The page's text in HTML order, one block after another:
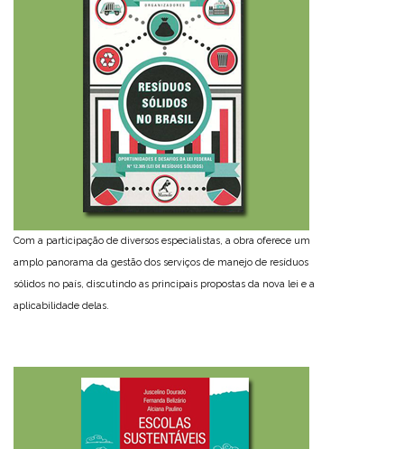
Com a participação de diversos especialistas, a obra oferece um
amplo panorama da gestão dos serviços de manejo de resíduos
sólidos no país, discutindo as principais propostas da nova lei e a
aplicabilidade delas.